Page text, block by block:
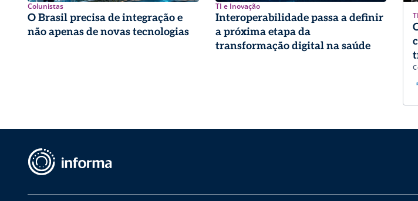
Colunistas
O Brasil precisa de integração e
não apenas de novas tecnologias
TI e Inovação
Interoperabilidade passa a definir
a próxima etapa da
transformação digital na saúde